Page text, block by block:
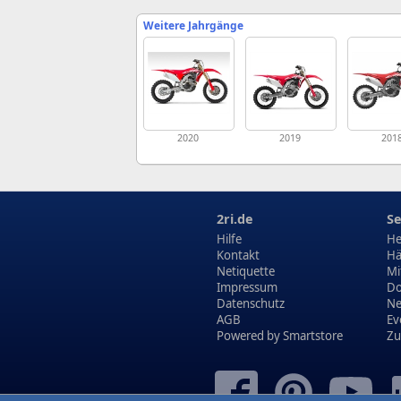
Weitere Jahrgänge
2020 2019
2ri.de
Hilfe
Kontakt
Netiquette
Impressum
Datenschutz
AGB
Powered bySmartstore